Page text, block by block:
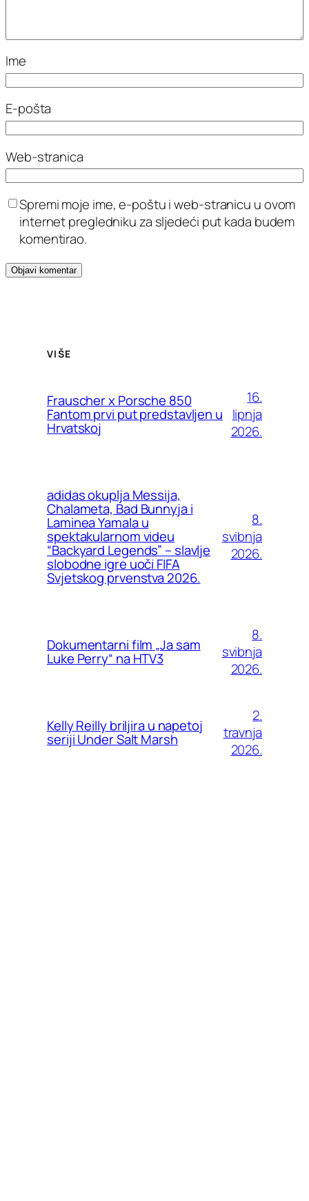
Ime
E-pošta
Web-stranica
Spremi moje ime, e-poštu i web-stranicu u ovom
internet pregledniku za sljedeći put kada budem
komentirao.
VIŠE
Frauscher x Porsche 850
Fantom prvi put predstavljen u
Hrvatskoj
16.
lipnja
2026.
adidas okuplja Messija,
Chalameta, Bad Bunnyja i
Laminea Yamala u
spektakularnom videu
“Backyard Legends” – slavlje
slobodne igre uoči FIFA
Svjetskog prvenstva 2026.
8.
svibnja
2026.
Dokumentarni film „Ja sam
Luke Perry“ na HTV3
8.
svibnja
2026.
Kelly Reilly briljira u napetoj
seriji Under Salt Marsh
2.
travnja
2026.